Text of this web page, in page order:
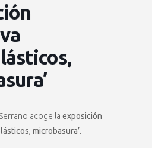
acoge la exposición
microbasura’.